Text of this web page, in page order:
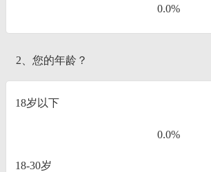
0.0%
2、您的年龄？
18岁以下
0.0%
18-30岁